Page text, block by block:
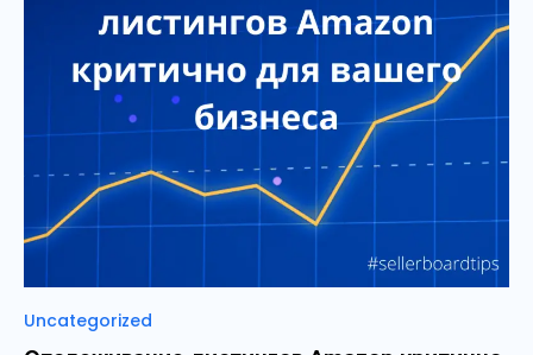
Рубрики
Uncategorized